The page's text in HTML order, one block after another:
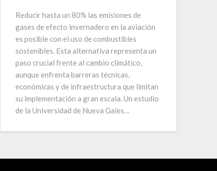
Reducir hasta un 80% las emisiones de
gases de efecto invernadero en la aviación
es posible con el uso de combustibles
sostenibles. Esta alternativa representa un
paso crucial frente al cambio climático,
aunque enfrenta barreras técnicas,
económicas y de infraestructura que limitan
su implementación a gran escala. Un estudio
de la Universidad de Nueva Gales…